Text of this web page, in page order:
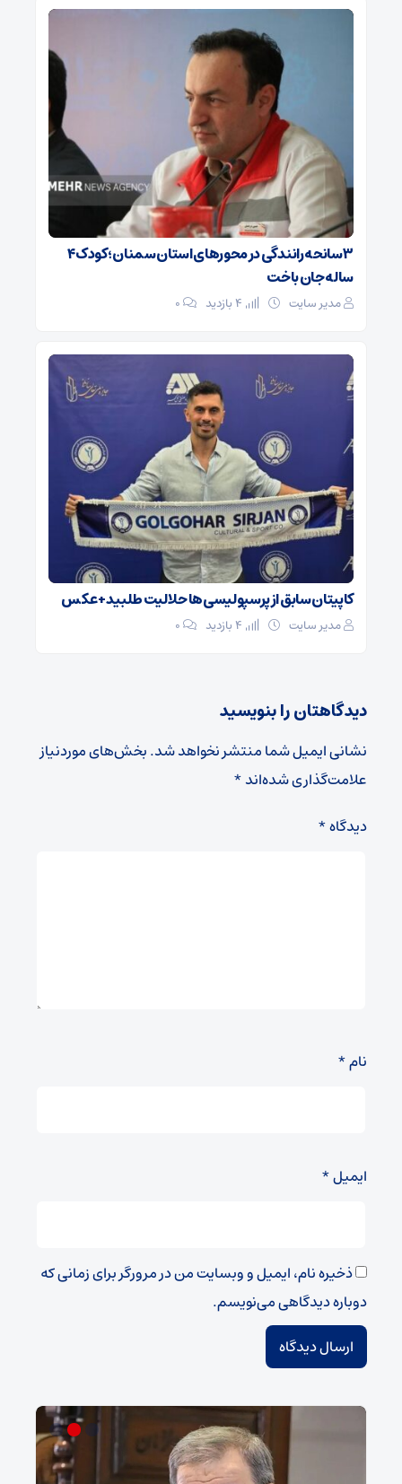
۳ سانحه رانندگی در محورهای استان سمنان؛ کودک ۴
ساله جان باخت
مدیر سایت ۰
کاپیتان سابق از پرسپولیسی‌ها حلالیت طلبید + عکس
مدیر سایت ۰
دیدگاهتان را بنویسید
نشانی ایمیل شما منتشر نخواهد شد.بخش‌های موردنیاز
علامت‌گذاری شده‌اند*
دیدگاه*
نام*
ایمیل*
ذخیره نام، ایمیل و وبسایت من در مرورگر برای زمانی که
دوباره دیدگاهی می‌نویسم.